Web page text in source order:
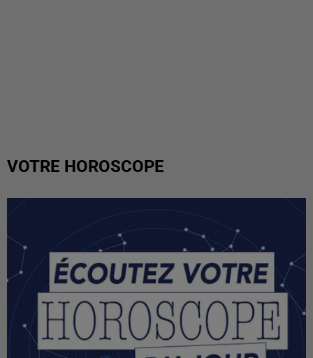
VOTRE HOROSCOPE